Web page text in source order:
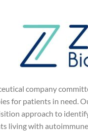
company
for patients in need.
approach to
living with